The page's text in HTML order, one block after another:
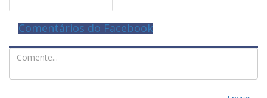
Comentários do Facebook